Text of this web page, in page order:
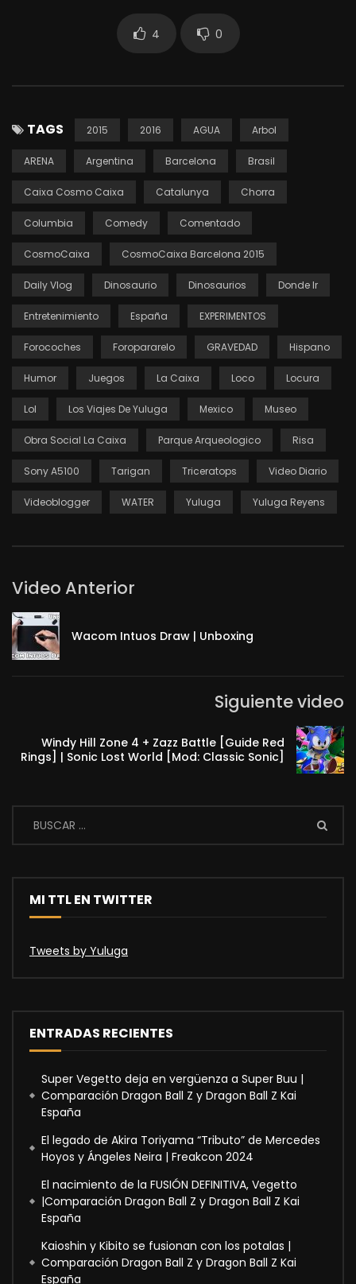
4 0
TAGS 2015 2016 AGUA Arbol
ARENA Argentina Barcelona Brasil
Caixa Cosmo Caixa Catalunya Chorra
Columbia Comedy Comentado
CosmoCaixa CosmoCaixa Barcelona 2015
Daily Vlog Dinosaurio Dinosaurios Donde Ir
Entretenimiento España EXPERIMENTOS
Forocoches Foropararelo GRAVEDAD Hispano
Humor Juegos La Caixa Loco Locura
Lol Los Viajes De Yuluga Mexico Museo
Obra Social La Caixa Parque Arqueologico Risa
Sony A5100 Tarigan Triceratops Video Diario
Videoblogger WATER Yuluga Yuluga Reyens
Video Anterior
Wacom Intuos Draw | Unboxing
Siguiente video
Windy Hill Zone 4 + Zazz Battle [Guide Red
Rings] | Sonic Lost World [Mod: Classic Sonic]
MI TTL EN TWITTER
Tweets by Yuluga
ENTRADAS RECIENTES
Super Vegetto deja en vergüenza a Super Buu |
Comparación Dragon Ball Z y Dragon Ball Z Kai
España
El legado de Akira Toriyama “Tributo” de Mercedes
Hoyos y Ángeles Neira | Freakcon 2024
El nacimiento de la FUSIÓN DEFINITIVA, Vegetto
|Comparación Dragon Ball Z y Dragon Ball Z Kai
España
Kaioshin y Kibito se fusionan con los potalas |
Comparación Dragon Ball Z y Dragon Ball Z Kai
España